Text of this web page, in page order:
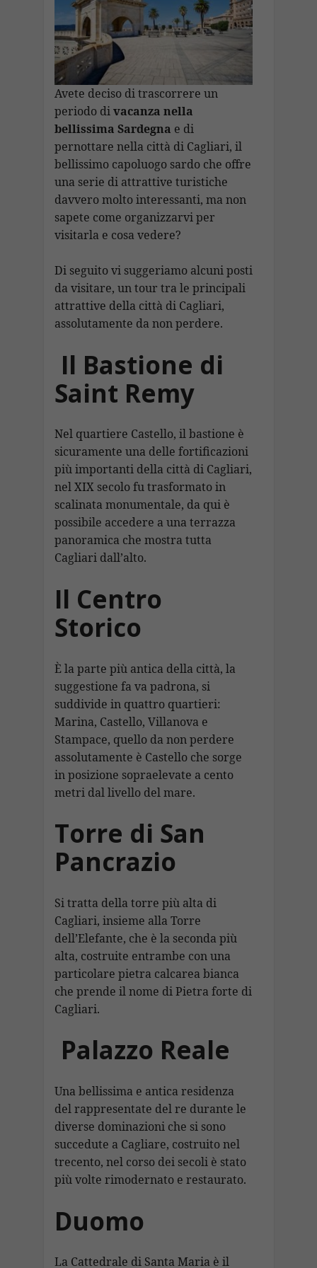
o
k
p
p
m n h
at
Li
n
k
vi
di
Avete deciso di trascorrere un
periodo divacanza nella
bellissima Sardegna e di
pernottare nella città di Cagliari, il
bellissimo capoluogo sardo che offre
una serie di attrattive turistiche
davvero molto interessanti, ma non
sapete come organizzarvi per
visitarla e cosa vedere?
Di seguito vi suggeriamo alcuni posti
da visitare, un tour tra le principali
attrattive della città di Cagliari,
assolutamente da non perdere.
Il Bastione di
Saint Remy
Nel quartiere Castello, il bastione è
sicuramente una delle fortificazioni
più importanti della città di Cagliari,
nel XIX secolo fu trasformato in
scalinata monumentale, da qui è
possibile accedere a una terrazza
panoramica che mostra tutta
Cagliari dall’alto.
Il Centro
Storico
È la parte più antica della città, la
suggestione fa va padrona, si
suddivide in quattro quartieri:
Marina, Castello, Villanova e
Stampace, quello da non perdere
assolutamente è Castello che sorge
in posizione sopraelevate a cento
metri dal livello del mare.
Torre di San
Pancrazio
Si tratta della torre più alta di
Cagliari, insieme alla Torre
dell’Elefante, che è la seconda più
alta, costruite entrambe con una
particolare pietra calcarea bianca
che prende il nome di Pietra forte di
Cagliari.
Palazzo Reale
Una bellissima e antica residenza
del rappresentate del re durante le
diverse dominazioni che si sono
succedute a Cagliare, costruito nel
trecento, nel corso dei secoli è stato
più volte rimodernato e restaurato.
Duomo
La Cattedrale di Santa Maria è il